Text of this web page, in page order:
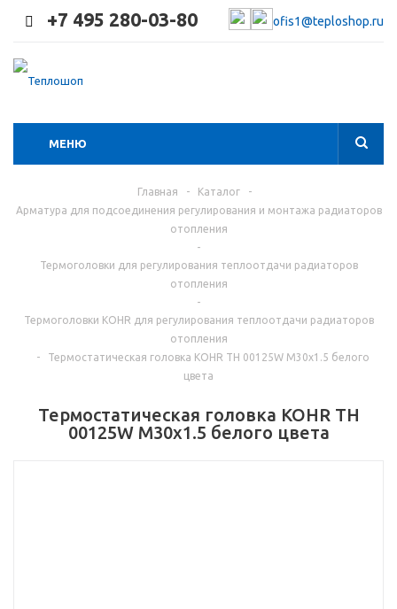
+7 495 280-03-80 ofis1@teploshop.ru
МЕНЮ
Главная - Каталог
-
Арматура для подсоединения регулирования и монтажа радиаторов
отопления
-
Термоголовки для регулирования теплоотдачи радиаторов
отопления
-
Термоголовки KOHR для регулирования теплоотдачи радиаторов
отопления
-
Термостатическая головка KOHR TH 00125W M30x1.5 белого
цвета
Термостатическая головка KOHR TH
00125W M30x1.5 белого цвета